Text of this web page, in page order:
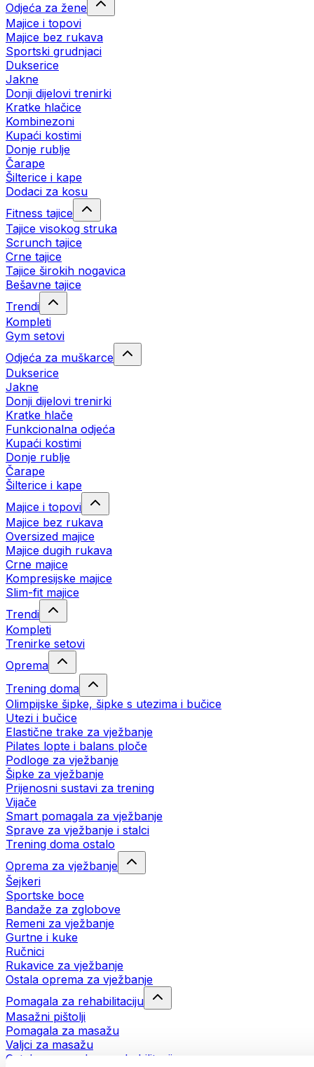
Odjeća za žene
Majice i topovi
Majice bez rukava
Sportski grudnjaci
Dukserice
Jakne
Donji dijelovi trenirki
Kratke hlačice
Kombinezoni
Kupaći kostimi
Donje rublje
Čarape
Šilterice i kape
Dodaci za kosu
Fitness tajice
Tajice visokog struka
Scrunch tajice
Crne tajice
Tajice širokih nogavica
Bešavne tajice
Trendi
Kompleti
Gym setovi
Odjeća za muškarce
Dukserice
Jakne
Donji dijelovi trenirki
Kratke hlače
Funkcionalna odjeća
Kupaći kostimi
Donje rublje
Čarape
Šilterice i kape
Majice i topovi
Majice bez rukava
Oversized majice
Majice dugih rukava
Crne majice
Kompresijske majice
Slim-fit majice
Trendi
Kompleti
Trenirke setovi
Oprema
Trening doma
Olimpijske šipke, šipke s utezima i bučice
Utezi i bučice
Elastične trake za vježbanje
Pilates lopte i balans ploče
Podloge za vježbanje
Šipke za vježbanje
Prijenosni sustavi za trening
Vijače
Smart pomagala za vježbanje
Sprave za vježbanje i stalci
Trening doma ostalo
Oprema za vježbanje
Šejkeri
Sportske boce
Bandaže za zglobove
Remeni za vježbanje
Gurtne i kuke
Ručnici
Rukavice za vježbanje
Ostala oprema za vježbanje
Pomagala za rehabilitaciju
Masažni pištolji
Pomagala za masažu
Valjci za masažu
Ostala pomagala za rehabilitaciju